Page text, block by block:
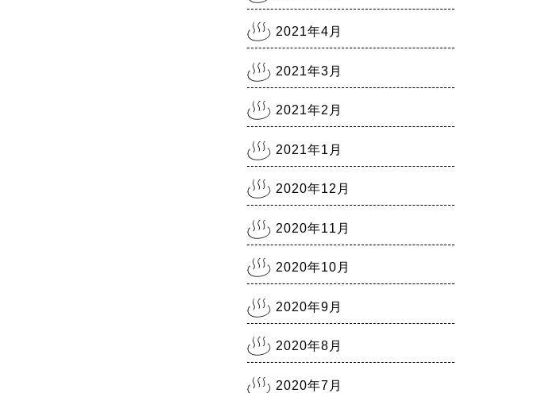
2021年4月
2021年3月
2021年2月
2021年1月
2020年12月
2020年11月
2020年10月
2020年9月
2020年8月
2020年7月